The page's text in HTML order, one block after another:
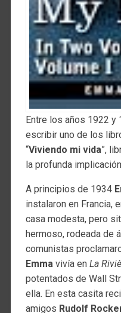
Entre los años 1922 y
escribir uno de los
“Viviendo mi vida”,
la profunda
A principios de 1934
instalaron en Francia,
casa modesta, pero
hermoso, rodeada de
comunistas
Emmavivía en La
potentados de Wall
ella. En esta casita
amigos Rudolf